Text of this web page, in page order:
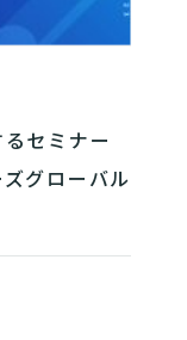
セミナー
グローバル